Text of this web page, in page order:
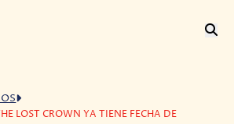
LOST CROWN YA TIENE FECHA DE